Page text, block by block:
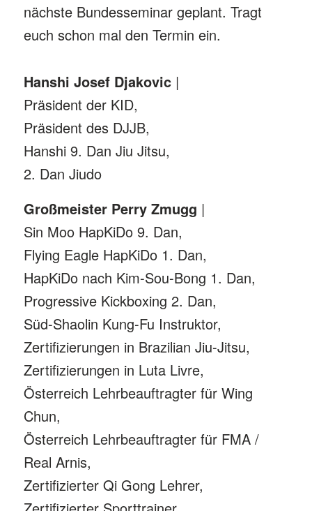
nächste Bundesseminar geplant. Tragt
euch schon mal den Termin ein.
Hanshi Josef Djakovic|
Präsident der KID,
Präsident des DJJB,
Hanshi 9. Dan Jiu Jitsu,
2. Dan Jiudo
Großmeister Perry Zmugg |
Sin Moo HapKiDo 9. Dan,
Flying Eagle HapKiDo 1. Dan,
HapKiDo nach Kim-Sou-Bong 1. Dan,
Progressive Kickboxing 2. Dan,
Süd-Shaolin Kung-Fu Instruktor,
Zertifizierungen in Brazilian Jiu-Jitsu,
Zertifizierungen in Luta Livre,
Österreich Lehrbeauftragter für Wing
Chun,
Österreich Lehrbeauftragter für FMA /
Real Arnis,
Zertifizierter Qi Gong Lehrer,